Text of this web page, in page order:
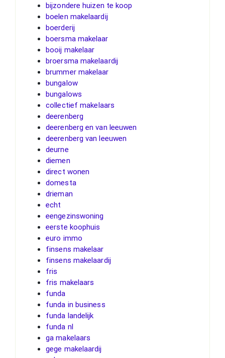
bijzondere huizen te koop
boelen makelaardij
boerderij
boersma makelaar
booij makelaar
broersma makelaardij
brummer makelaar
bungalow
bungalows
collectief makelaars
deerenberg
deerenberg en van leeuwen
deerenberg van leeuwen
deurne
diemen
direct wonen
domesta
drieman
echt
eengezinswoning
eerste koophuis
euro immo
finsens makelaar
finsens makelaardij
fris
fris makelaars
funda
funda in business
funda landelijk
funda nl
ga makelaars
gege makelaardij